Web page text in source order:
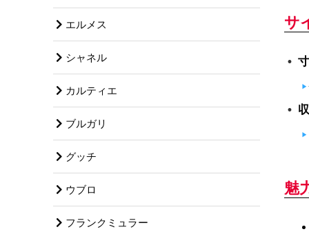
サ
魅
エルメス
シャネル
カルティエ
ブルガリ
グッチ
ウブロ
フランクミュラー